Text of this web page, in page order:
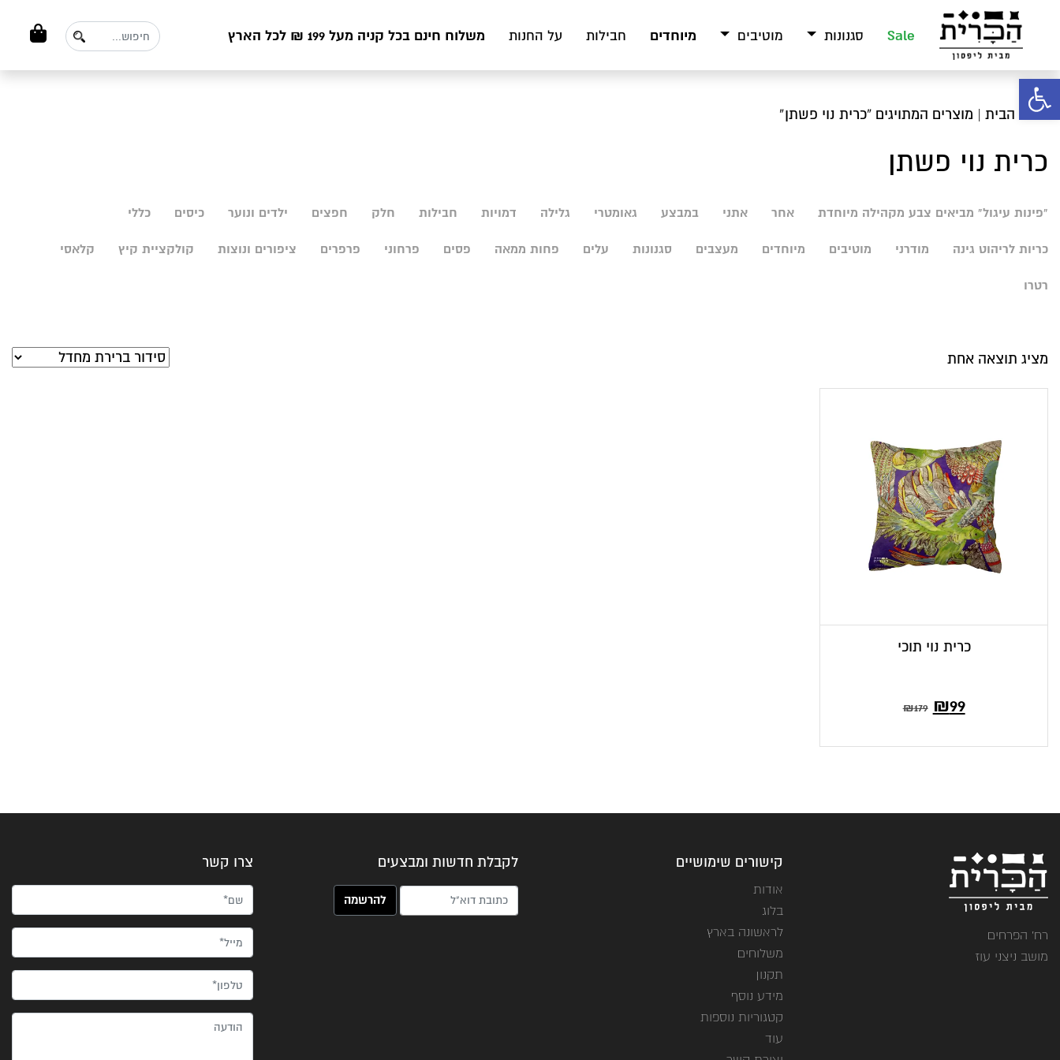
פתח סרגל נגישות
Sale סגנונות מוטיבים מיוחדים חבילות על החנות משלוח חינם בכל קניה מעל 199 ₪ לכל הארץ
עמוד הבית | מוצרים המתויגים “כרית נוי פשתן”
כרית נוי פשתן
"פינות עיגול" מביאים צבע מקהילה מיוחדת אחר אתני במבצע גאומטרי גלילה דמויות חבילות חלק חפצים ילדים ונוער כיסים כללי
כריות לריהוט גינה מודרני מוטיבים מיוחדים מעצבים סגנונות עלים פחות ממאה פסים פרחוני פרפרים ציפורים ונוצות קולקציית קיץ קלאסי
רטרו
מציג תוצאה אחת
כרית נוי תוכי
₪179 המחיר
₪99המחיר
רח' הפרחים
מושב ניצני עוז
קישורים שימושיים
אודות
בלוג
לראשונה בארץ
משלוחים
תקנון
מידע נוסף
קטגוריות נוספות
עוד
לקבלת חדשות ומבצעים
האימייל שלך (חובה)
צרו קשר
שם*
מייל*
טלפון*
הודעה